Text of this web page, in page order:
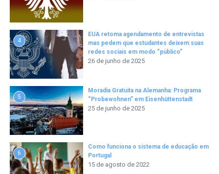
4
EUA retoma agendamento de entrevistas
mas pedem que estudantes deixem suas
redes sociais em modo “público”
26 de junho de 2025
5
Moradia Gratuita na Alemanha: Programa
“Probewohnen” em Eisenhüttenstadt
25 de junho de 2025
6
Como funciona o sistema de educação em
Portugal
15 de agosto de 2022